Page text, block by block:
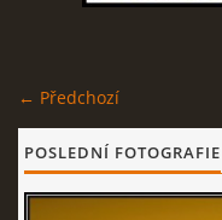
← Předchozí
POSLEDNÍ FOTOGRAFIE